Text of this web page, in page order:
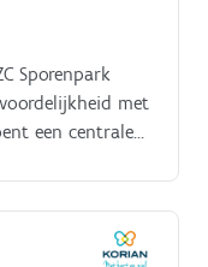
Sporenpark
met
een centrale
van zorg. Je
en andere
Je